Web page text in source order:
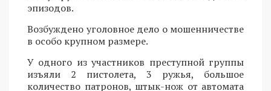
эпизодов.
Возбуждено уголовное дело о мошенничестве
в особо крупном размере.
У одного из участников преступной группы
изъяли 2 пистолета, 3 ружья, большое
количество патронов, штык-нож от автомата